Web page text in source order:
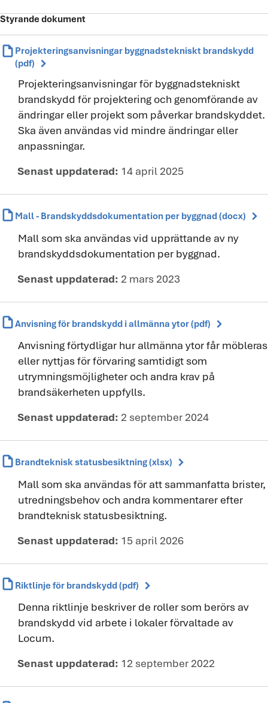
Styrande dokument
draft Projekteringsanvisningar byggnadstekniskt brandskydd
(pdf) chevron_right
Projekteringsanvisningar för byggnadstekniskt
brandskydd för projektering och genomförande av
ändringar eller projekt som påverkar brandskyddet.
Ska även användas vid mindre ändringar eller
anpassningar.
Senast uppdaterad: 14 april 2025
draft Mall - Brandskyddsdokumentation per byggnad (docx) chevron_right
Mall som ska användas vid upprättande av ny
brandskyddsdokumentation per byggnad.
Senast uppdaterad: 2 mars 2023
draftAnvisning för brandskydd i allmänna ytor (pdf) chevron_right
Anvisning förtydligar hur allmänna ytor får möbleras
eller nyttjas för förvaring samtidigt som
utrymningsmöjligheter och andra krav på
brandsäkerheten uppfylls.
Senast uppdaterad: 2 september 2024
draft Brandteknisk statusbesiktning (xlsx) chevron_right
Mall som ska användas för att sammanfatta brister,
utredningsbehov och andra kommentarer efter
brandteknisk statusbesiktning.
Senast uppdaterad: 15 april 2026
draft Riktlinje för brandskydd (pdf) chevron_right
Denna riktlinje beskriver de roller som berörs av
brandskydd vid arbete i lokaler förvaltade av
Locum.
Senast uppdaterad: 12 september 2022